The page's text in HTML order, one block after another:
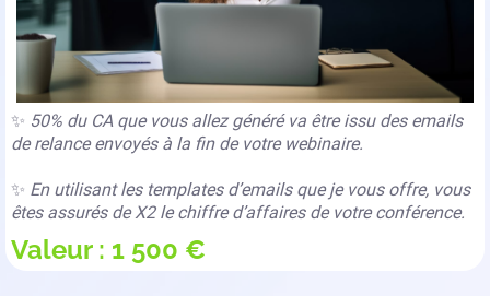
✨ 50% du CA que vous allez généré va être issu des emails
de relance envoyés à la fin de votre webinaire.
✨ En utilisant les templates d’emails que je vous offre, vous
êtes assurés de X2 le chiffre d’affaires de votre conférence.
Valeur : 1 500 €